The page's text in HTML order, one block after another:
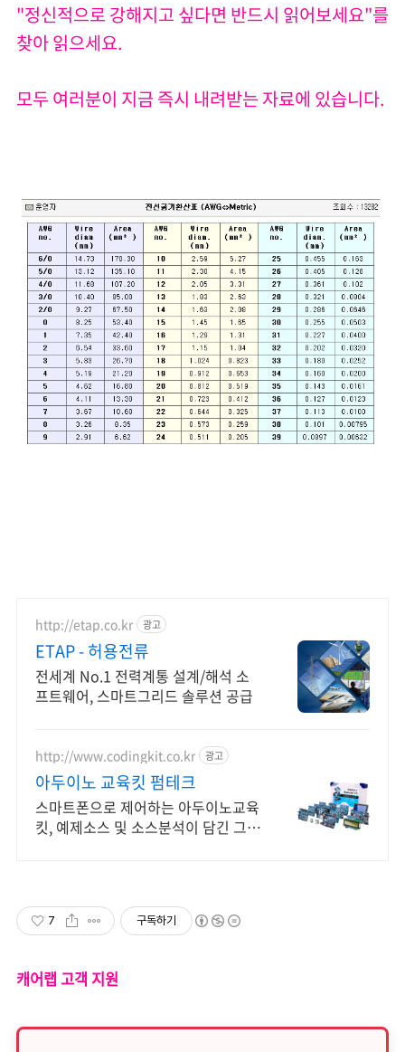
"정신적으로 강해지고 싶다면 반드시 읽어보세요"를
찾아 읽으세요.
모두 여러분이 지금 즉시 내려받는 자료에 있습니다.
http://etap.co.kr 광고
ETAP - 허용전류
전세계 No.1 전력계통 설계/해석 소
프트웨어, 스마트그리드 솔루션 공급
http://www.codingkit.co.kr 광고
아두이노 교육킷 펌테크
스마트폰으로 제어하는 아두이노교육
킷, 예제소스 및 소스분석이 담긴 그림
7 구독하기
캐어랩 고객 지원